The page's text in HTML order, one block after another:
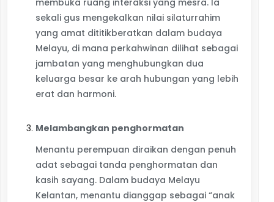
membuka ruang interaksi yang mesra. Ia
sekali gus mengekalkan nilai silaturrahim
yang amat dititikberatkan dalam budaya
Melayu, di mana perkahwinan dilihat sebagai
jambatan yang menghubungkan dua
keluarga besar ke arah hubungan yang lebih
erat dan harmoni.
Melambangkan penghormatan
Menantu perempuan diraikan dengan penuh
adat sebagai tanda penghormatan dan
kasih sayang. Dalam budaya Melayu
Kelantan, menantu dianggap sebagai “anak